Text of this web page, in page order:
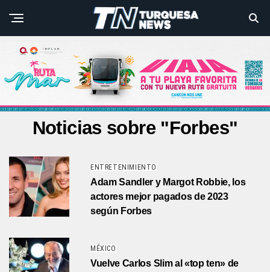
Noticias sobre "Forbes"
ENTRETENIMIENTO
Adam Sandler y Margot Robbie, los
actores mejor pagados de 2023
según Forbes
MÉXICO
Vuelve Carlos Slim al «top ten» de